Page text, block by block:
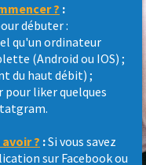
? :
débuter :
qu'un ordinateur
(Android ou IOS) ;
du haut débit) ;
pour liker quelques
? :Si vous savez
sur Facebook ou